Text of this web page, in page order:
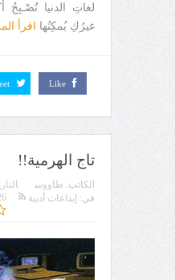
غيرُكِ يُمكِنُها اقرأ
Like
تاج الهرمية!!
الكاتب: طاووس
في: إبداعات أدبية